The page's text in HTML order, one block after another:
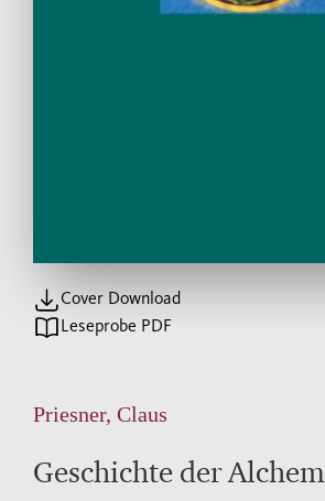
Cover Download
Leseprobe PDF
Priesner, Claus
Geschichte der